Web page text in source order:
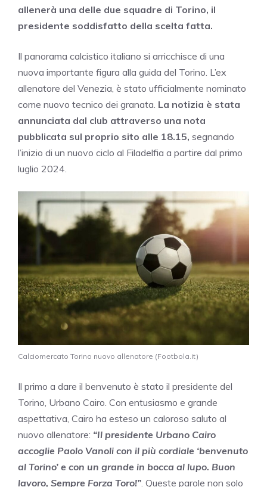
allenerà una delle due squadre di Torino, il
presidente soddisfatto della scelta fatta.
Il panorama calcistico italiano si arricchisce di una
nuova importante figura alla guida del Torino. L’ex
allenatore del Venezia, è stato ufficialmente nominato
come nuovo tecnico dei granata. La notizia è stata
annunciata dal club attraverso una nota
pubblicata sul proprio sito alle 18.15, segnando
l’inizio di un nuovo ciclo al Filadelfia a partire dal primo
luglio 2024.
Calciomercato Torino nuovo allenatore (Footbola.it)
Il primo a dare il benvenuto è stato il presidente del
Torino, Urbano Cairo. Con entusiasmo e grande
aspettativa, Cairo ha esteso un caloroso saluto al
nuovo allenatore: “Il presidente Urbano Cairo
accoglie Paolo Vanoli con il più cordiale ‘benvenuto
al Torino’ e con un grande in bocca al lupo. Buon
lavoro, Sempre Forza Toro!”. Queste parole non solo